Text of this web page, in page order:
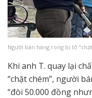
Người bán hàng rong bị tố
Khi anh T. quay lại
“chặt chém”, người
“đòi 50.000 đồng